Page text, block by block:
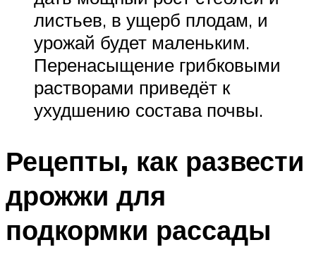
листьев, в ущерб плодам, и
урожай будет маленьким.
Перенасыщение грибковыми
растворами приведёт к
ухудшению состава почвы.
Рецепты, как развести
дрожжи для
подкормки рассады